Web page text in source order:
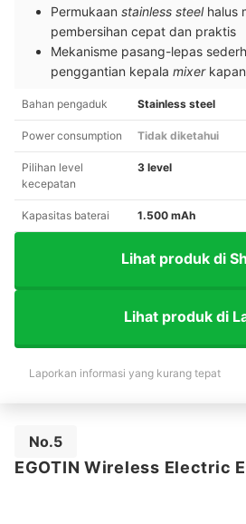
Permukaan stainless steelhalus
pembersihan cepat dan praktis
Mekanisme pasang-lepas
penggantian kepala mixerkapan
Bahan pengaduk Stainless steel
Power consumption Tidak diketahui
Pilihan level
kecepatan
3 level
Kapasitas baterai 1.500 mAh
Lihat produk di
Lihat produk di
Laporkan informasi yang kurang tepat
No.5
EGOTIN Wireless Electric